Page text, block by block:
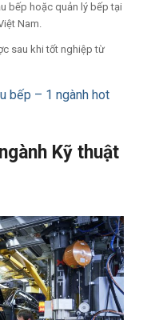
bếp hoặc quản lý bếp tại
Nam.
sau khi tốt nghiệp từ
bếp – 1 ngành hot
Kỹ thuật